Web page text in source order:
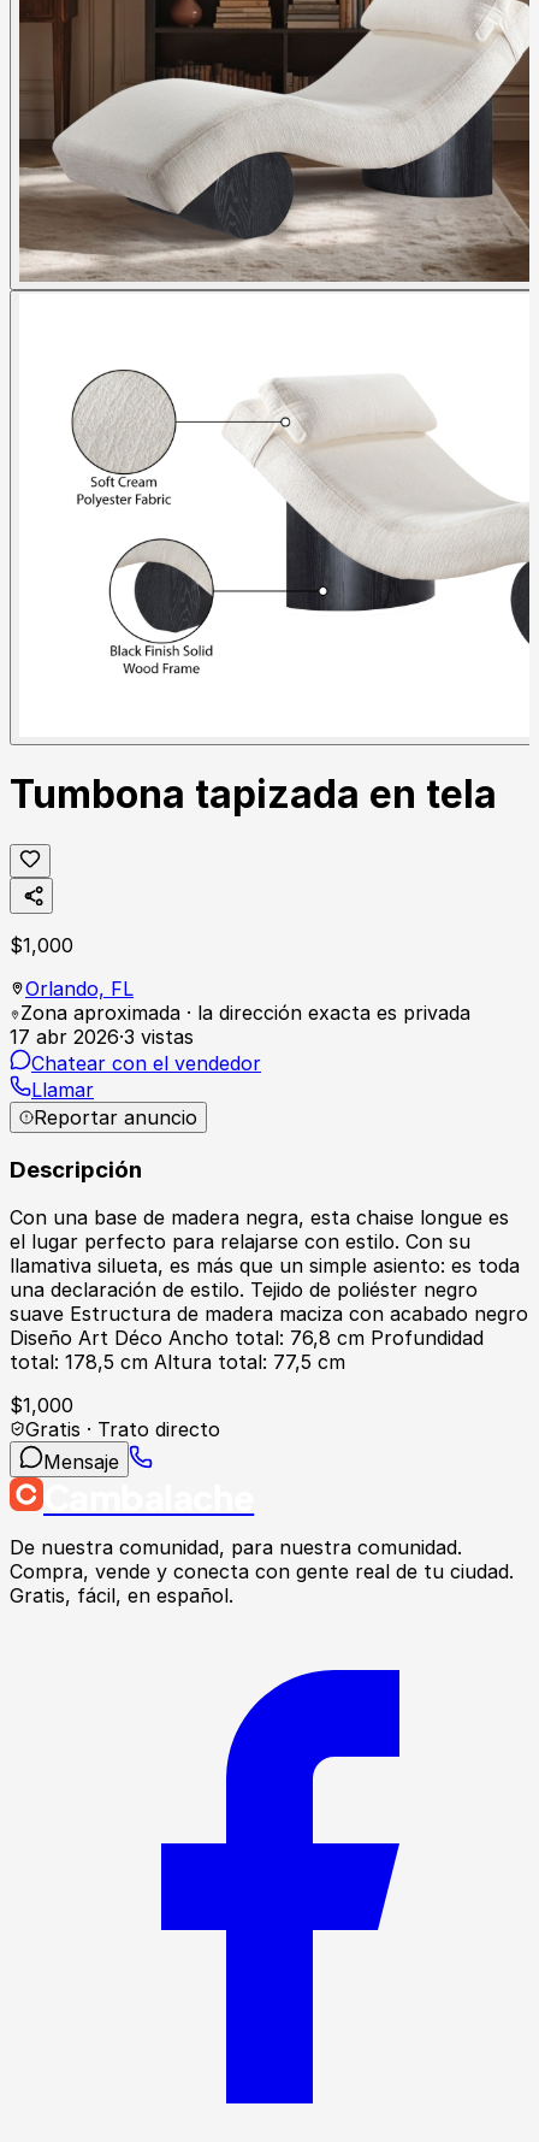
Tumbona tapizada en tela
$1,000
Orlando, FL
Zona aproximada · la dirección exacta es privada
17 abr 2026·3 vistas
Chatear con el vendedor
Llamar
Reportar anuncio
Descripción
Con una base de madera negra, esta chaise longue es
el lugar perfecto para relajarse con estilo. Con su
llamativa silueta, es más que un simple asiento: es toda
una declaración de estilo. Tejido de poliéster negro
suave Estructura de madera maciza con acabado negro
Diseño Art Déco Ancho total: 76,8 cm Profundidad
total: 178,5 cm Altura total: 77,5 cm
$1,000
Gratis · Trato directo
Mensaje
De nuestra comunidad, para nuestra comunidad.
Compra, vende y conecta con gente real de tu ciudad.
Gratis, fácil, en español.